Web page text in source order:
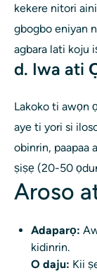
kekere nitori
gbogbo eniyan
agbara lati koju
d. Iwa ati
Lakoko ti awọn
aye ti yori si
obinrin, paapaa
ṣiṣẹ (20-50
Aroso
Adaparọ:
kidinrin.
O daju: Kii